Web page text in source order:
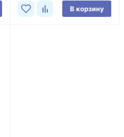
В корзину